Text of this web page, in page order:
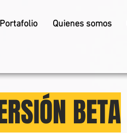
Portafolio Quienes somos
BETA